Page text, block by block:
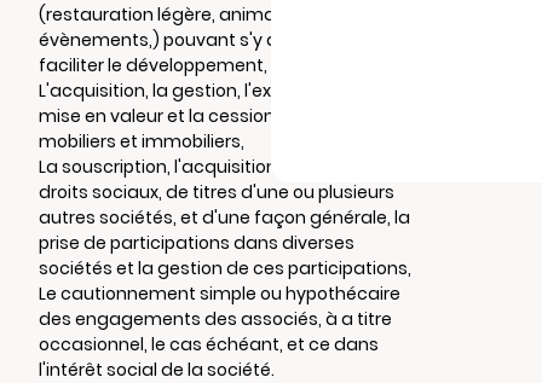
(restauration légère, animations,
évènements,) pouvant s'y attacher ou en
faciliter le développement,
L'acquisition, la gestion, l'exploitation, la
mise en valeur et la cession de tous biens
mobiliers et immobiliers,
La souscription, l'acquisition, la détention de
droits sociaux, de titres d'une ou plusieurs
autres sociétés, et d'une façon générale, la
prise de participations dans diverses
sociétés et la gestion de ces participations,
Le cautionnement simple ou hypothécaire
des engagements des associés, à a titre
occasionnel, le cas échéant, et ce dans
l'intérêt social de la société.